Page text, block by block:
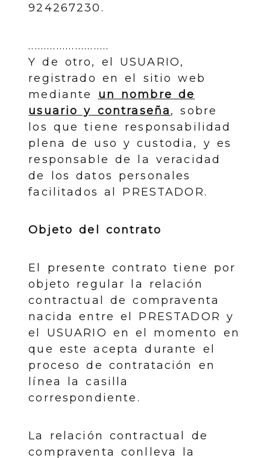
924267230.
..........................
Y de otro, el USUARIO,
registrado en el sitio web
mediante un nombre de
usuario y contraseña, sobre
los que tiene responsabilidad
plena de uso y custodia, y es
responsable de la veracidad
de los datos personales
facilitados al PRESTADOR.
Objeto del contrato
El presente contrato tiene por
objeto regular la relación
contractual de compraventa
nacida entre el PRESTADOR y
el USUARIO en el momento en
que este acepta durante el
proceso de contratación en
línea la casilla
correspondiente.
La relación contractual de
compraventa conlleva la